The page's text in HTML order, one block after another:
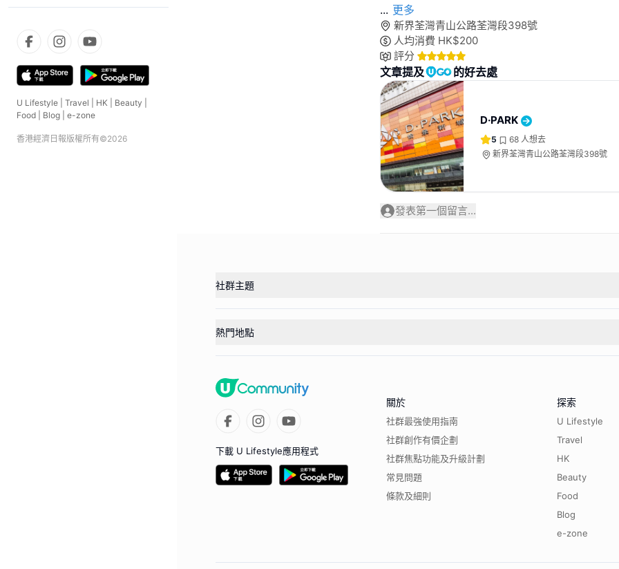
U Lifestyle Travel HK Beauty
Food
Blog e-zone
香港經濟日報版權所有©2026
... 更多
新界荃灣青山公路荃灣段398號
人均消費 HK$200
評分
文章提及 的好去處
D·PARK
5 68 人想去
新界荃灣青山公路荃灣段398號
發表第一個留言...
社群主題
熱門地點
下載 U Lifestyle應用程式
關於
社群最強使用指南
社群創作有價企劃
社群焦點功能及升級計劃
常見問題
條款及細則
探索
U Lifestyle
Travel
HK
Beauty
Food
Blog
e-zone